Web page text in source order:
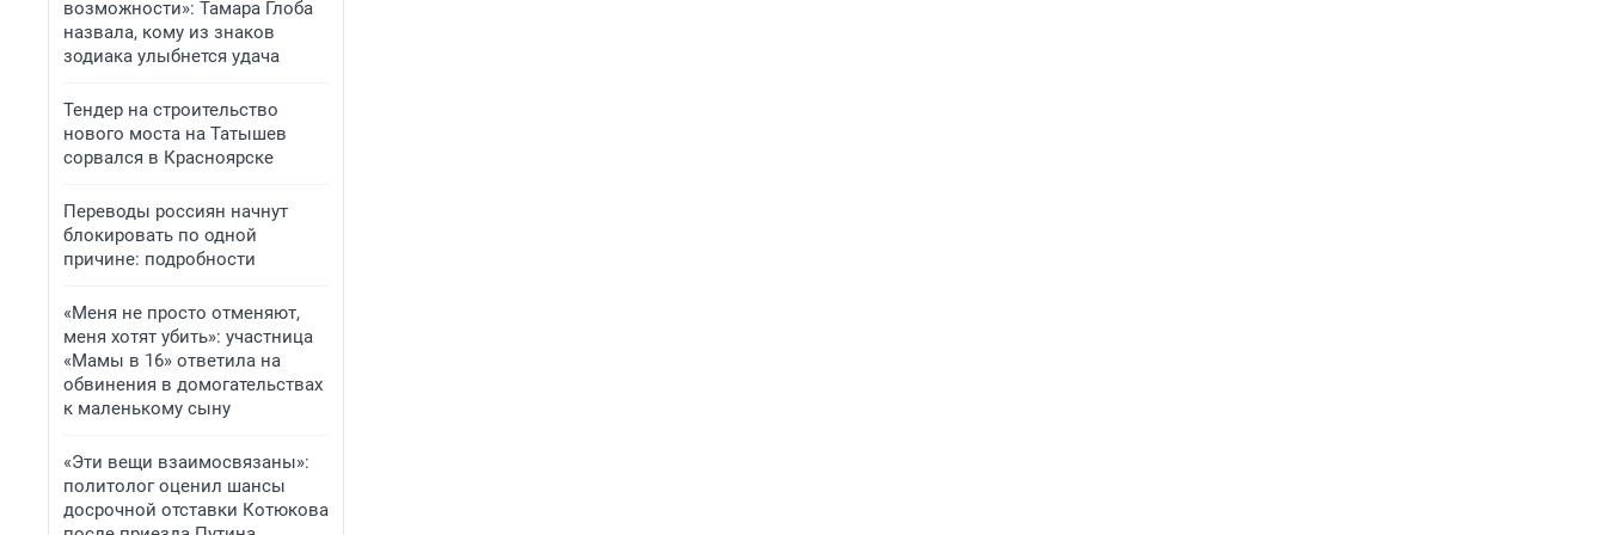
возможности»: Тамара Глоба
назвала, кому из знаков
зодиака улыбнется удача
Тендер на строительство
нового моста на Татышев
сорвался в Красноярске
Переводы россиян начнут
блокировать по одной
причине: подробности
«Меня не просто отменяют,
меня хотят убить»: участница
«Мамы в 16» ответила на
обвинения в домогательствах
к маленькому сыну
«Эти вещи взаимосвязаны»:
политолог оценил шансы
досрочной отставки Котюкова